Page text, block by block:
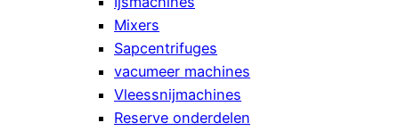
Mixers
Sapcentrifuges
vacumeer machines
Vleessnijmachines
Reserve onderdelen